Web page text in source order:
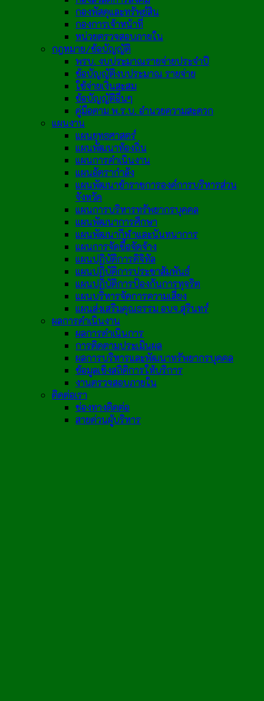
กองพัสดุและทรัพย์สิน
กองการเจ้าหน้าที่
หน่วยตรวจสอบภายใน
กฎหมาย/ข้อบัญญัติ
พรบ. งบประมาณรายจ่ายประจำปี
ข้อบัญญัติงบประมาณ รายจ่าย
ใช้จ่ายเงินสะสม
ข้อบัญญัติอื่นๆ
คู่มือตาม พ.ร.บ. อำนวยความสะดวก
แผนงาน
แผนยุทธศาสตร์
แผนพัฒนาท้องถิ่น
แผนการดำเนินงาน
แผนอัตรากำลัง
แผนพัฒนาข้าราชการองค์การบริหารส่วน
จังหวัด
แผนการบริหารทรัพยากรบุคคล
แผนพัฒนาการศึกษา
แผนพัฒนากีฬาและนันทนาการ
แผนการจัดซื้อจัดจ้าง
แผนปฏิบัติการดิจิทัล
แผนปฏิบัติการประชาสัมพันธ์
แผนปฏิบัติการป้องกันการทุจริต
แผนบริหารจัดการความเสี่ยง
แผนส่งเสริมคุณธรรม อบจ.สุรินทร์
ผลการดำเนินงาน
ผลการดำเนินการ
การติดตามประเมินผล
ผลการบริหารและพัฒนาทรัพยากรบุคคล
ข้อมูลเชิงสถิติการให้บริการ
งานตรวจสอบภายใน
ติดต่อเรา
ช่องทางติดต่อ
สายด่วนผู้บริหาร